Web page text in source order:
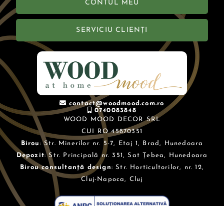
CONTUL MEU
SERVICIU CLIENȚI
contact@woodmood.com.ro
0740083848
WOOD MOOD DECOR SRL
CUI RO 45870351
Birou : Str. Minerilor nr. 5-7, Etaj 1, Brad, Hunedoara
Depozit: Str. Principală nr. 351, Sat Țebea, Hunedoara
Birou consultanță design: Str. Horticultorilor, nr. 12,
Cluj-Napoca, Cluj